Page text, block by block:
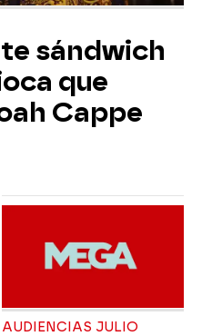
sándwich
que
Cappe
AUDIENCIAS JULIO